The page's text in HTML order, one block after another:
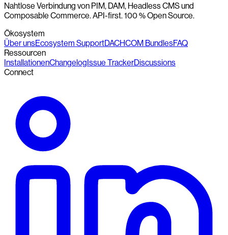
Nahtlose Verbindung von PIM, DAM, Headless CMS und
Composable Commerce. API-first. 100 % Open Source.
Ökosystem
Über unsEcosystem SupportDACHCOM BundlesFAQ
Ressourcen
InstallationenChangelogIssue TrackerDiscussions
Connect